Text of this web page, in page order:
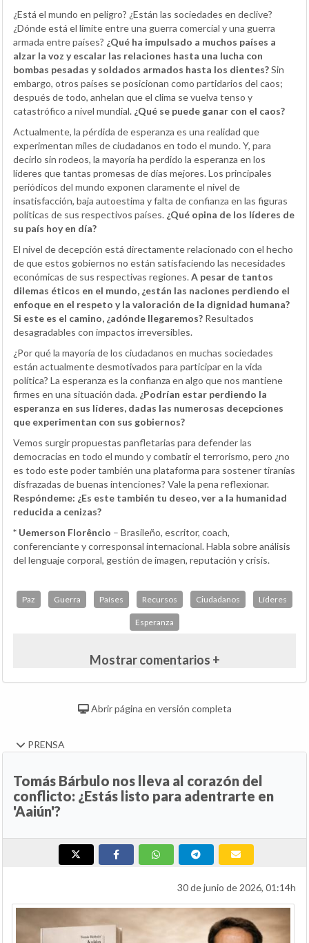
¿Está el mundo en peligro? ¿Están las sociedades en declive?
¿Dónde está el límite entre una guerra comercial y una guerra
armada entre países? ¿Qué ha impulsado a muchos países a
alzar la voz y escalar las relaciones hasta una lucha con
bombas pesadas y soldados armados hasta los dientes?Sin
embargo, otros países se posicionan como partidarios del caos;
después de todo, anhelan que el clima se vuelva tenso y
catastrófico a nivel mundial. ¿Qué se puede ganar con el caos?
Actualmente, la pérdida de esperanza es una realidad que
experimentan miles de ciudadanos en todo el mundo. Y, para
decirlo sin rodeos, la mayoría ha perdido la esperanza en los
líderes que tantas promesas de días mejores. Los principales
periódicos del mundo exponen claramente el nivel de
insatisfacción, baja autoestima y falta de confianza en las figuras
políticas de sus respectivos países. ¿Qué opina de los líderes de
su país hoy en día?
El nivel de decepción está directamente relacionado con el hecho
de que estos gobiernos no están satisfaciendo las necesidades
económicas de sus respectivas regiones.A pesar de tantos
dilemas éticos en el mundo, ¿están las naciones perdiendo el
enfoque en el respeto y la valoración de la dignidad humana?
Si este es el camino, ¿adónde llegaremos? Resultados
desagradables con impactos irreversibles.
¿Por qué la mayoría de los ciudadanos en muchas sociedades
están actualmente desmotivados para participar en la vida
política? La esperanza es la confianza en algo que nos mantiene
firmes en una situación dada. ¿Podrían estar perdiendo la
esperanza en sus líderes, dadas las numerosas decepciones
que experimentan con sus gobiernos?
Vemos surgir propuestas panfletarias para defender las
democracias en todo el mundo y combatir el terrorismo, pero ¿no
es todo este poder también una plataforma para sostener tiranías
disfrazadas de buenas intenciones? Vale la pena reflexionar.
Respóndeme: ¿Es este también tu deseo, ver a la humanidad
reducida a cenizas?
* Uemerson Florêncio – Brasileño, escritor, coach,
conferenciante y corresponsal internacional. Habla sobre análisis
del lenguaje corporal, gestión de imagen, reputación y crisis.
Paz Guerra Países Recursos Ciudadanos Líderes
Esperanza
Mostrar comentarios +
Abrir página en versión completa
PRENSA
Tomás Bárbulo nos lleva al corazón del
conflicto: ¿Estás listo para adentrarte en
'Aaiún'?
30 de junio de 2026, 01:14h